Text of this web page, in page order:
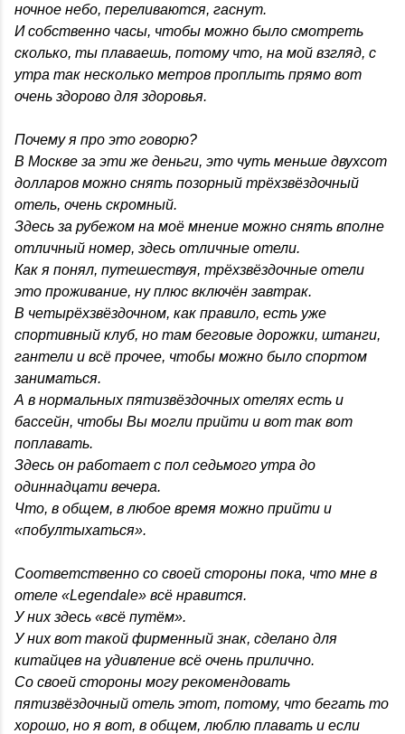
ночное небо, переливаются, гаснут.
И собственно часы, чтобы можно было смотреть
сколько, ты плаваешь, потому что, на мой взгляд, с
утра так несколько метров проплыть прямо вот
очень здорово для здоровья.
Почему я про это говорю?
В Москве за эти же деньги, это чуть меньше двухсот
долларов можно снять позорный трёхзвёздочный
отель, очень скромный.
Здесь за рубежом на моё мнение можно снять вполне
отличный номер, здесь отличные отели.
Как я понял, путешествуя, трёхзвёздочные отели
это проживание, ну плюс включён завтрак.
В четырёхзвёздочном, как правило, есть уже
спортивный клуб, но там беговые дорожки, штанги,
гантели и всё прочее, чтобы можно было спортом
заниматься.
А в нормальных пятизвёздочных отелях есть и
бассейн, чтобы Вы могли прийти и вот так вот
поплавать.
Здесь он работает с пол седьмого утра до
одиннадцати вечера.
Что, в общем, в любое время можно прийти и
«побултыхаться».
Соответственно со своей стороны пока, что мне в
отеле «Legendale» всё нравится.
У них здесь «всё путём».
У них вот такой фирменный знак, сделано для
китайцев на удивление всё очень прилично.
Со своей стороны могу рекомендовать
пятизвёздочный отель этот, потому, что бегать то
хорошо, но я вот, в общем, люблю плавать и если